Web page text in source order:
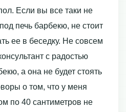
Если вы все таки не
печь барбекю, не стоит
ее в беседку. Не совсем
с радостью
а она не будет стоять
о том, что у меня
по 40 сантиметров не